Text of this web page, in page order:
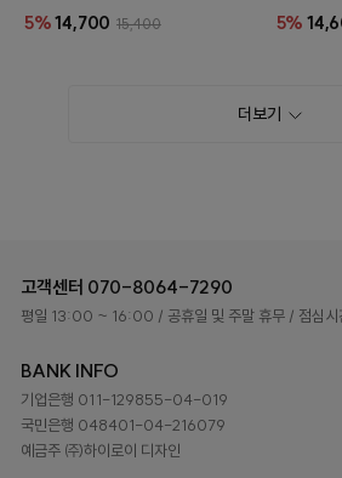
5%14,700 15,400 5%
더보기
고객센터 070-8064-7290
평일 13:00 ~ 16:00 / 공휴일 및 주말 휴무 / 점심
BANK INFO
기업은행 011-129855-04-019
국민은행 048401-04-216079
예금주 ㈜하이로이 디자인